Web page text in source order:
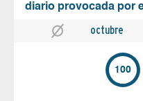
diario provocada por
octubre
100